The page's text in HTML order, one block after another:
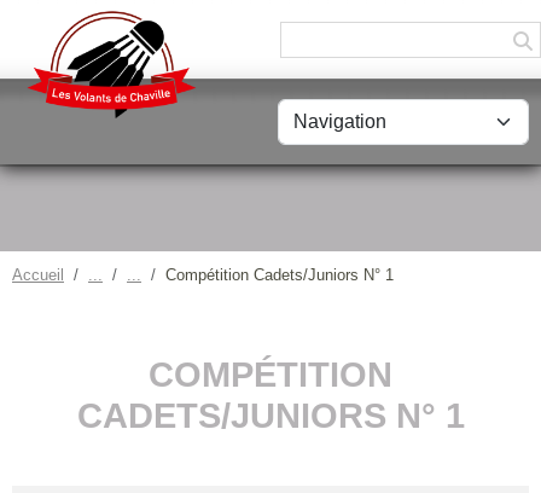
Accueil Compétition Cadets/Juniors N° 1
COMPÉTITION
CADETS/JUNIORS N° 1
Panneau de gestion des cookies